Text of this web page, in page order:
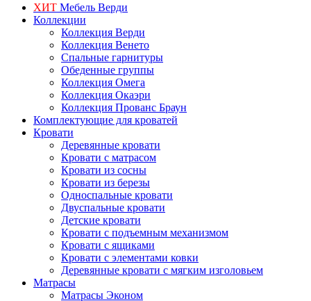
ХИТ Мебель Верди
Коллекции
Коллекция Верди
Коллекция Венето
Спальные гарнитуры
Обеденные группы
Коллекция Омега
Коллекция Окаэри
Коллекция Прованс Браун
Комплектующие для кроватей
Кровати
Деревянные кровати
Кровати с матрасом
Кровати из сосны
Кровати из березы
Односпальные кровати
Двуспальные кровати
Детские кровати
Кровати с подъемным механизмом
Кровати с ящиками
Кровати с элементами ковки
Деревянные кровати с мягким изголовьем
Матрасы
Матрасы Эконом